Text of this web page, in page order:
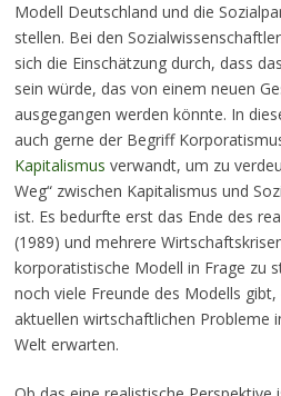
Modell Deutschland und die
stellen. Bei den
sich die Einschätzung durch, dass
sein würde, das von einem neuen
ausgegangen werden könnte. In
auch gerne der Begriff
Kapitalismus verwandt, um zu
Weg“ zwischen Kapitalismus und
ist. Es bedurfte erst das Ende des
(1989) und mehrere
korporatistische Modell in Frage zu
noch viele Freunde des Modells
aktuellen wirtschaftlichen Probleme
Welt erwarten.